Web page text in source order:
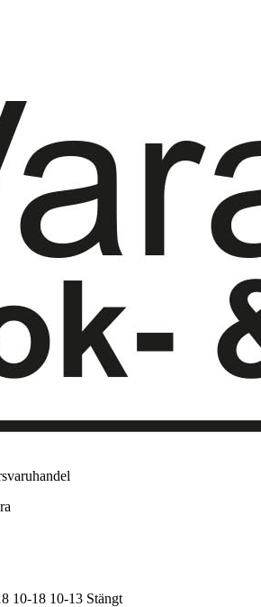
10-18 10-13 Stängt